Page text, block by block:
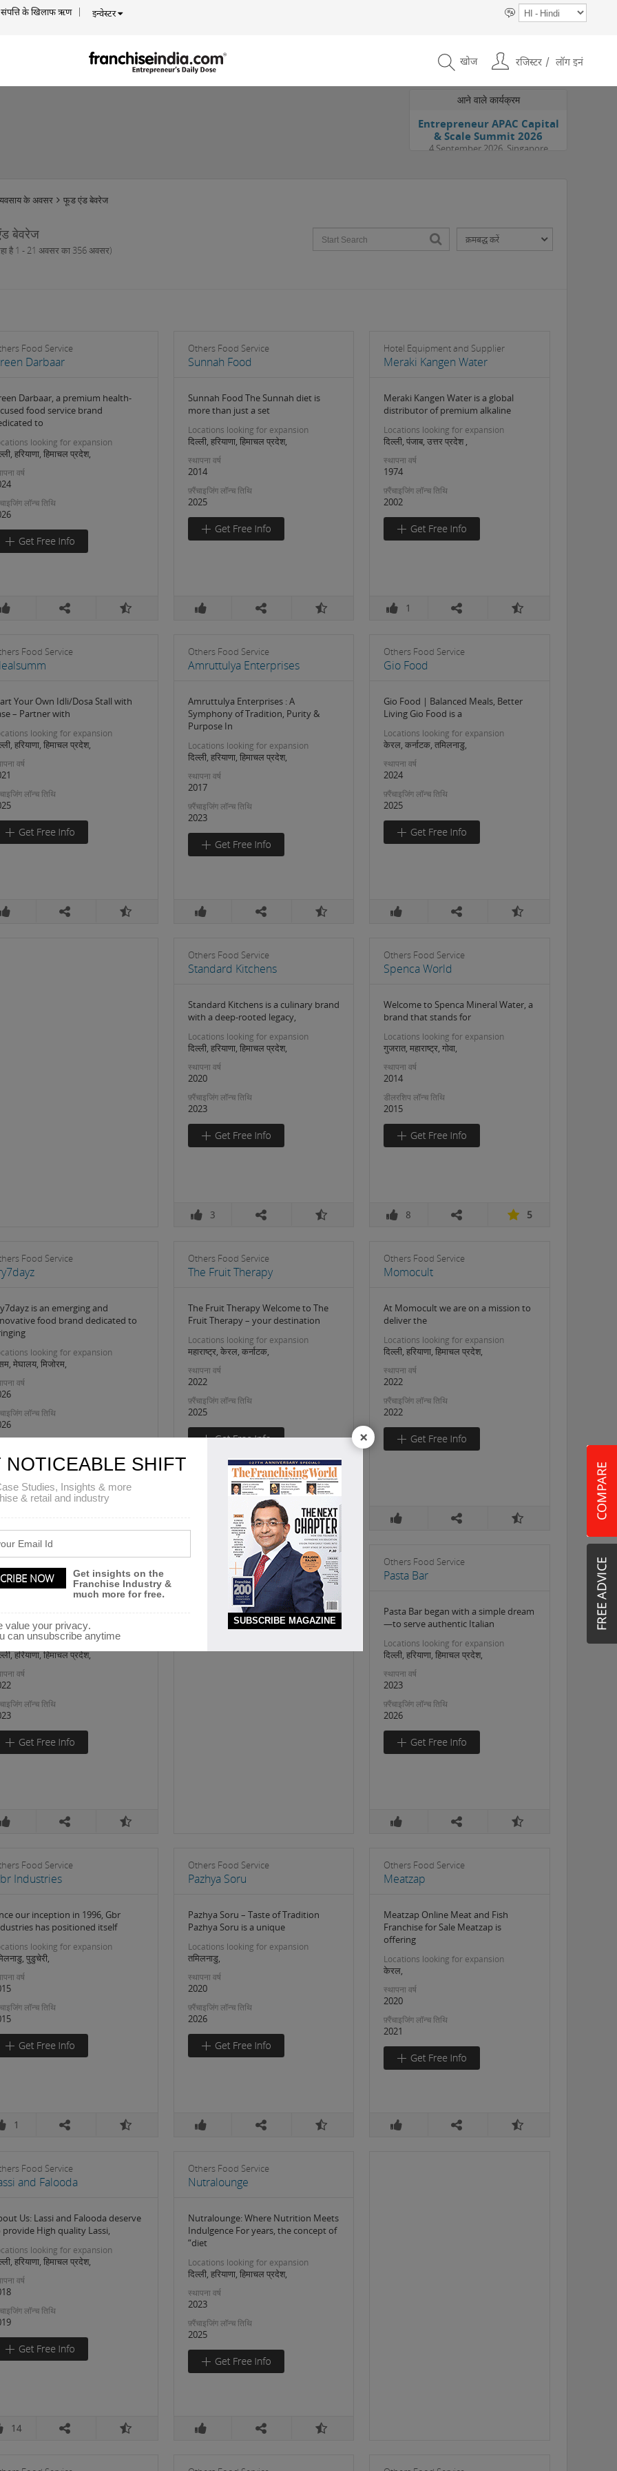
संपत्ति के खिलाफ ऋण इन्वेस्टर
खोज रजिस्टर लॉग इनं
आने वाले कार्यक्रम
Entrepreneur APAC Capital
& Scale Summit 2026
4 September 2026, Singapore
के अवसर फूड एंड बेवरेज
बेवरेज
है 1 - 21 अवसर का 356 अवसर)
Food Service
Darbaar
Darbaar, a premium health-
food service brand
to
looking for expansion
हरियाणा, हिमाचल प्रदेश,
वर्ष
लॉन्च तिथि
Others Food Service
Sunnah Food
Sunnah Food The Sunnah diet is
more than just a set
Locations looking for expansion
दिल्ली, हरियाणा, हिमाचल प्रदेश,
स्थापना वर्ष
2014
फ़्रैंचाइजिंग लॉन्च तिथि
2025
Hotel Equipment and Supplier
Meraki Kangen Water
Meraki Kangen Water is a global
distributor of premium alkaline
Locations looking for expansion
दिल्ली, पंजाब, उत्तर प्रदेश ,
स्थापना वर्ष
1974
फ़्रैंचाइजिंग लॉन्च तिथि
2002
1
Food Service
Your Own Idli/Dosa Stall with
– Partner with
looking for expansion
हरियाणा, हिमाचल प्रदेश,
वर्ष
लॉन्च तिथि
Others Food Service
Amruttulya Enterprises
Amruttulya Enterprises : A
Symphony of Tradition, Purity &
Purpose In
Locations looking for expansion
दिल्ली, हरियाणा, हिमाचल प्रदेश,
स्थापना वर्ष
2017
फ़्रैंचाइजिंग लॉन्च तिथि
2023
Others Food Service
Gio Food
Gio Food | Balanced Meals, Better
Living Gio Food is a
Locations looking for expansion
केरल, कर्नाटक, तमिलनाडु,
स्थापना वर्ष
2024
फ़्रैंचाइजिंग लॉन्च तिथि
2025
Others Food Service
Standard Kitchens
Standard Kitchens is a culinary brand
with a deep-rooted legacy,
Locations looking for expansion
दिल्ली, हरियाणा, हिमाचल प्रदेश,
स्थापना वर्ष
2020
फ़्रैंचाइजिंग लॉन्च तिथि
2023
3
Others Food Service
Spenca World
Welcome to Spenca Mineral Water, a
brand that stands for
Locations looking for expansion
गुजरात, महाराष्ट्र, गोवा,
स्थापना वर्ष
2014
डीलरशिप लॉन्च तिथि
2015
8 5
Food Service
is an emerging and
food brand dedicated to
looking for expansion
मेघालय, मिजोरम,
वर्ष
लॉन्च तिथि
Others Food Service
The Fruit Therapy
The Fruit Therapy Welcome to The
Fruit Therapy – your destination
Locations looking for expansion
महाराष्ट्र, केरल, कर्नाटक,
स्थापना वर्ष
2022
फ़्रैंचाइजिंग लॉन्च तिथि
2025
Others Food Service
Momocult
At Momocult we are on a mission to
deliver the
Locations looking for expansion
दिल्ली, हरियाणा, हिमाचल प्रदेश,
स्थापना वर्ष
2022
फ़्रैंचाइजिंग लॉन्च तिथि
2022
Food Service
Vada pav
Taste of .
looking for expansion
हरियाणा, हिमाचल प्रदेश,
वर्ष
लॉन्च तिथि
Others Food Service
Pasta Bar
Pasta Bar began with a simple dream
—to serve authentic Italian
Locations looking for expansion
दिल्ली, हरियाणा, हिमाचल प्रदेश,
स्थापना वर्ष
2023
फ़्रैंचाइजिंग लॉन्च तिथि
2026
Food Service
Industries
our inception in 1996, Gbr
has positioned itself
looking for expansion
पुडुचेरी,
वर्ष
लॉन्च तिथि
1
Others Food Service
Pazhya Soru
Pazhya Soru – Taste of Tradition
Pazhya Soru is a unique
Locations looking for expansion
तमिलनाडु,
स्थापना वर्ष
2020
फ़्रैंचाइजिंग लॉन्च तिथि
2026
Others Food Service
Meatzap
Meatzap Online Meat and Fish
Franchise for Sale Meatzap is
offering
Locations looking for expansion
केरल,
स्थापना वर्ष
2020
फ़्रैंचाइजिंग लॉन्च तिथि
2021
Food Service
and Falooda
Us: Lassi and Falooda deserve
High quality Lassi,
looking for expansion
हरियाणा, हिमाचल प्रदेश,
वर्ष
लॉन्च तिथि
14
Others Food Service
Nutralounge
Nutralounge: Where Nutrition Meets
Indulgence For years, the concept of
“diet
Locations looking for expansion
दिल्ली, हरियाणा, हिमाचल प्रदेश,
स्थापना वर्ष
2023
फ़्रैंचाइजिंग लॉन्च तिथि
2025
×
NOTICEABLE SHIFT
Studies, Insights & more
& retail and industry
Get insights on the
Franchise Industry &
much more for free.
value your privacy.
can unsubscribe anytime
SUBSCRIBE MAGAZINE